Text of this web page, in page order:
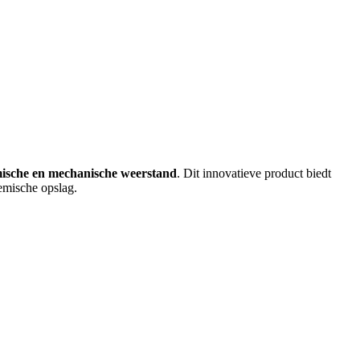
en mechanische weerstand. Dit innovatieve product biedt
opslag.